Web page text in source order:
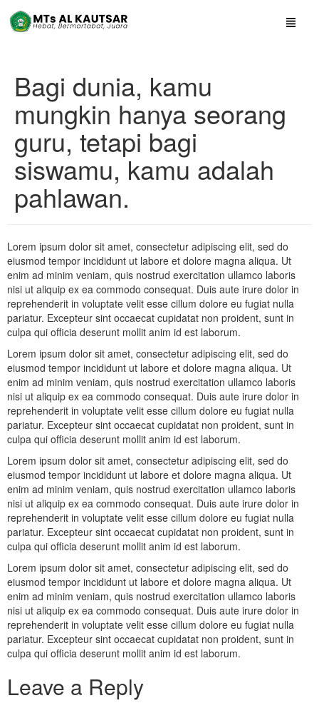
Bagi dunia, kamu
mungkin hanya seorang
guru, tetapi bagi
siswamu, kamu adalah
pahlawan.
Lorem ipsum dolor sit amet, consectetur adipiscing elit, sed do
eiusmod tempor incididunt ut labore et dolore magna aliqua. Ut
enim ad minim veniam, quis nostrud exercitation ullamco laboris
nisi ut aliquip ex ea commodo consequat. Duis aute irure dolor in
reprehenderit in voluptate velit esse cillum dolore eu fugiat nulla
pariatur. Excepteur sint occaecat cupidatat non proident, sunt in
culpa qui officia deserunt mollit anim id est laborum.
Lorem ipsum dolor sit amet, consectetur adipiscing elit, sed do
eiusmod tempor incididunt ut labore et dolore magna aliqua. Ut
enim ad minim veniam, quis nostrud exercitation ullamco laboris
nisi ut aliquip ex ea commodo consequat. Duis aute irure dolor in
reprehenderit in voluptate velit esse cillum dolore eu fugiat nulla
pariatur. Excepteur sint occaecat cupidatat non proident, sunt in
culpa qui officia deserunt mollit anim id est laborum.
Lorem ipsum dolor sit amet, consectetur adipiscing elit, sed do
eiusmod tempor incididunt ut labore et dolore magna aliqua. Ut
enim ad minim veniam, quis nostrud exercitation ullamco laboris
nisi ut aliquip ex ea commodo consequat. Duis aute irure dolor in
reprehenderit in voluptate velit esse cillum dolore eu fugiat nulla
pariatur. Excepteur sint occaecat cupidatat non proident, sunt in
culpa qui officia deserunt mollit anim id est laborum.
Lorem ipsum dolor sit amet, consectetur adipiscing elit, sed do
eiusmod tempor incididunt ut labore et dolore magna aliqua. Ut
enim ad minim veniam, quis nostrud exercitation ullamco laboris
nisi ut aliquip ex ea commodo consequat. Duis aute irure dolor in
reprehenderit in voluptate velit esse cillum dolore eu fugiat nulla
pariatur. Excepteur sint occaecat cupidatat non proident, sunt in
culpa qui officia deserunt mollit anim id est laborum.
Leave a Reply